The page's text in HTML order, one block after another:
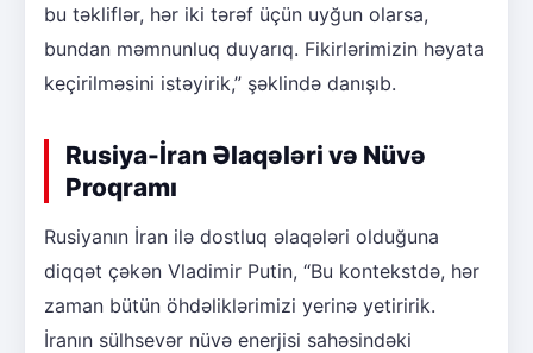
bu təkliflər, hər iki tərəf üçün uyğun olarsa,
bundan məmnunluq duyarıq. Fikirlərimizin həyata
keçirilməsini istəyirik,” şəklində danışıb.
Rusiya-İran Əlaqələri və Nüvə
Proqramı
Rusiyanın İran ilə dostluq əlaqələri olduğuna
diqqət çəkən Vladimir Putin, “Bu kontekstdə, hər
zaman bütün öhdəliklərimizi yerinə yetiririk.
İranın sülhsevər nüvə enerjisi sahəsindəki